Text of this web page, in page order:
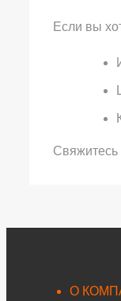
Если вы
Свяжитесь
О